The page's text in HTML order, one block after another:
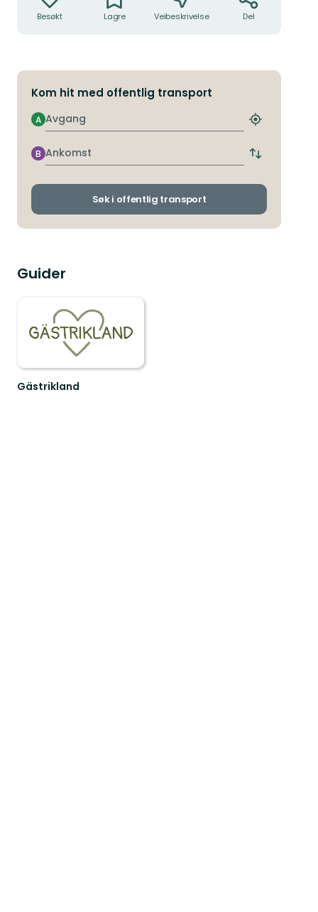
Besøkt Lagre Veibeskrivelse Del
Kom hit med offentlig transport
Avgang
A
Finn
holdeplass
Ankomst
B
Bytt
og
Søk i offentlig transport
Guider
Gästrikland